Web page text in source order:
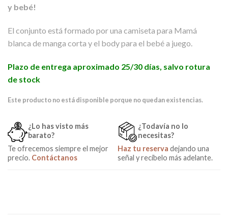
y bebé!
El conjunto está formado por una camiseta para Mamá
blanca de manga corta y el body para el bebé a juego.
Plazo de entrega aproximado 25/30 días, salvo rotura
de stock
Este producto no está disponible porque no quedan existencias.
¿Lo has visto más
barato?
Te ofrecemos siempre el mejor
precio. Contáctanos
¿Todavía no lo
necesitas?
Haz tu reserva dejando una
señal y recíbelo más adelante.